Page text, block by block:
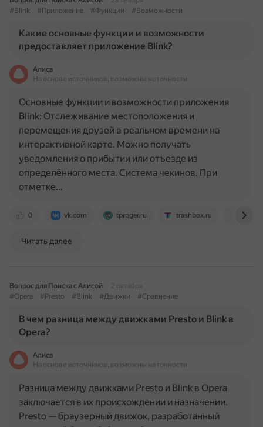
#Blink
#Приложение #Функции #Возможности
Какие основные функции и возможности
предоставляет приложение Blink?
Алиса
На основе источников, возможны неточности
0 vk.com tproger.ru trashbox.ru
Основные функции и возможности приложения
Blink: Отслеживание местоположения и
перемещения друзей в реальном времени на
интерактивной карте. Можно получать
уведомления о прибытии или отъезде из
определённого места. Система чекинов. При
отметке…
Читать далее
Вопрос для Поиска с Алисой
2 октября
#Opera
#Presto #Blink #Движки #Сравнение
В чем разница между движками Presto и Blink в
Opera?
Алиса
На основе источников, возможны неточности
Разница между движками Presto и Blink в Opera
заключается в их происхождении и назначении.
Presto — браузерный движок, разработанный